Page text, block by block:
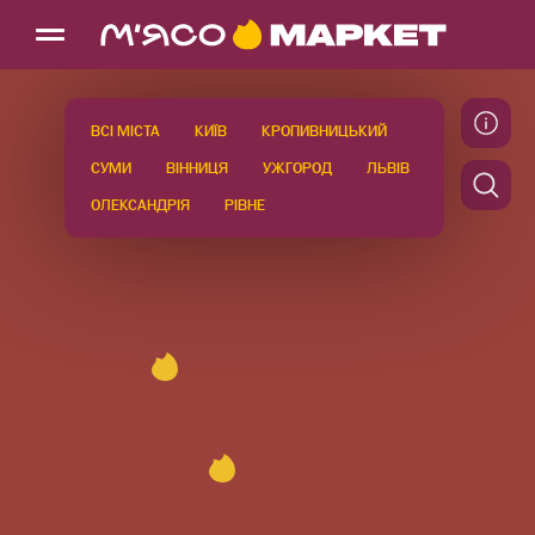
ВСІ МІСТА КИЇВ КРОПИВНИЦЬКИЙ
СУМИ ВІННИЦЯ УЖГОРОД ЛЬВІВ
ОЛЕКСАНДРІЯ РІВНЕ